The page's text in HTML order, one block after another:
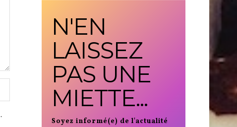
N'EN
LAISSEZ
PAS UNE
MIETTE...
Soyez informé(e) de l'actualité